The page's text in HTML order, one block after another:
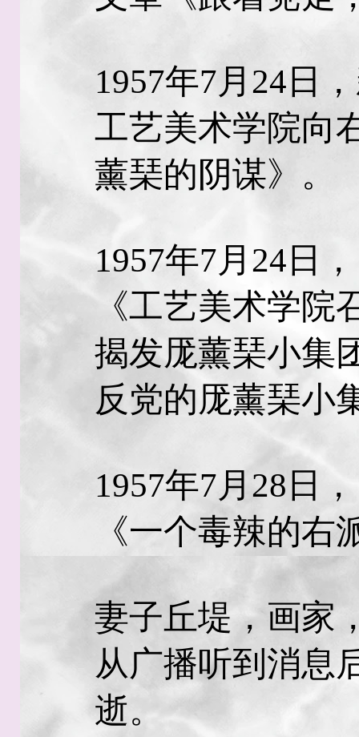
1957年7月24日
工艺美术学院向
薰琹的阴谋》。
1957年7月24日
《工艺美术学
揭发厐薰琹小集
反党的厐薰琹小
1957年7月28日
《一个毒辣的右
妻子丘堤，画家
从广播听到消息
逝。